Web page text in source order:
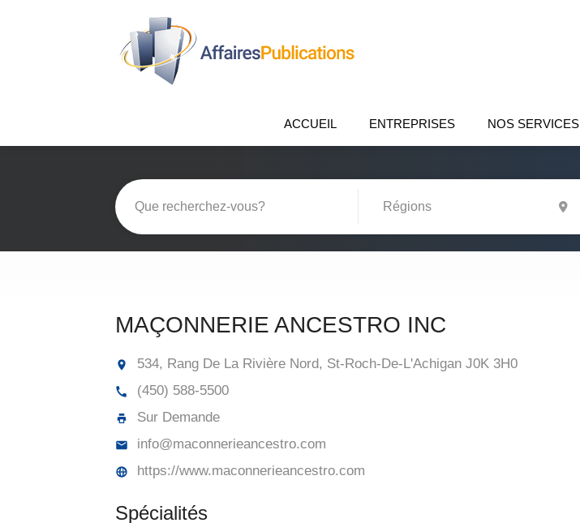
ACCUEIL ENTREPRISES NOS SERVICES
MAÇONNERIE ANCESTRO INC
534, Rang De La Rivière Nord, St-Roch-De-L'Achigan J0K 3H0
(450) 588-5500
Sur Demande
info@maconnerieancestro.com
https://www.maconnerieancestro.com
Spécialités